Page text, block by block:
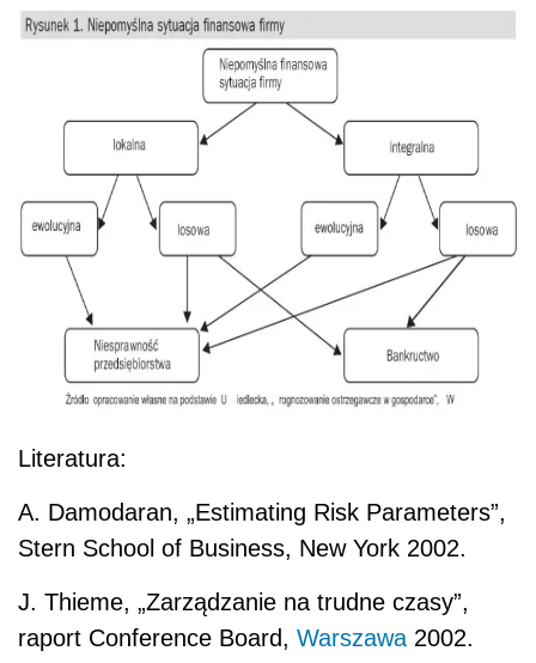
Literatura:
A. Damodaran, „Estimating Risk Parameters”,
Stern School of Business, New York 2002.
J. Thieme, „Zarządzanie na trudne czasy”,
raport Conference Board, Warszawa 2002.